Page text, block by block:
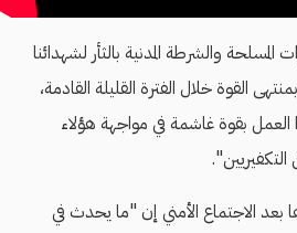
والشرطة المدنية بالثأر لشهدائنا
القوة خلال الفترة القليلة القادمة،
بقوة غاشمة في مواجهة هؤلاء
التكفيريين".
بعد الاجتماع الأمني إن "ما يحدث في